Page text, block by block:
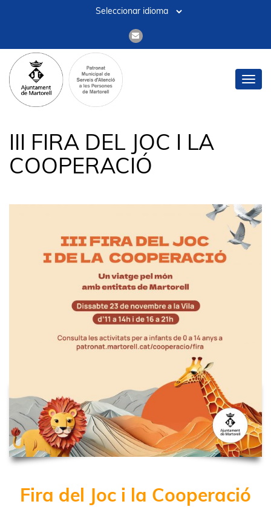
III FIRA DEL JOC I LA
COOPERACIÓ
Fira del Joc i la Cooperació